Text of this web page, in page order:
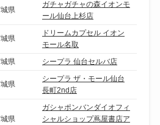
県
ガチャガチャの森イオンモ
ール仙台上杉店
県
ドリームカプセル イオン
モール名取
県 シープラ 仙台セルバ店
県
シープラ ザ・モール仙台
長町2nd店
県
ガシャポンバンダイオフィ
シャルショップ蔦屋書店ア